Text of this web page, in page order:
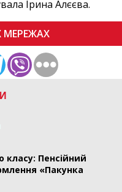
класу: Пенсійний
«Пакунка
Ірина Алєєва.
МЕРЕЖАХ